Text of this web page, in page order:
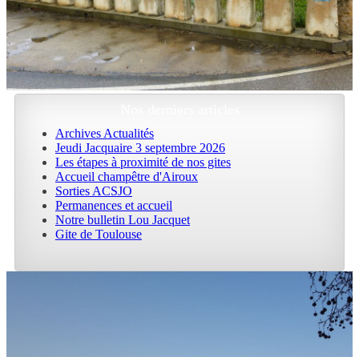
Archives Actualités
Jeudi Jacquaire 3 septembre 2026
Les étapes à proximité de nos gites
Accueil champêtre d'Airoux
Sorties ACSJO
Permanences et accueil
Notre bulletin Lou Jacquet
Gite de Toulouse